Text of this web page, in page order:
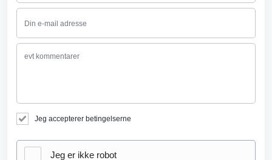
Jeg accepterer betingelserne
Jeg er ikke robot